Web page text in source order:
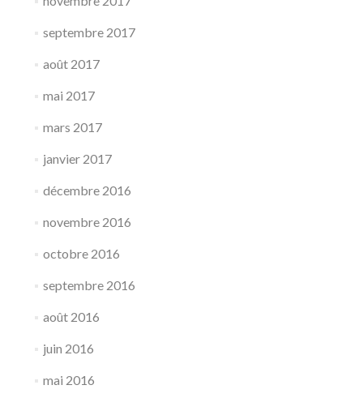
septembre 2017
août 2017
mai 2017
mars 2017
janvier 2017
décembre 2016
novembre 2016
octobre 2016
septembre 2016
août 2016
juin 2016
mai 2016